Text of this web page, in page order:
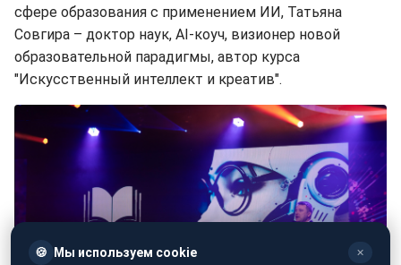
сфере образования с применением ИИ, Татьяна
Совгира – доктор наук, AI-коуч, визионер новой
образовательной парадигмы, автор курса
"Искусственный интеллект и креатив".
🍪 Мы используем cookie ✕